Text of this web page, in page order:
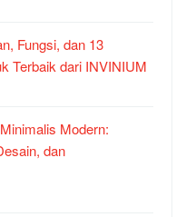
Fungsi, dan 13
Terbaik dari INVINIUM
Modern:
dan